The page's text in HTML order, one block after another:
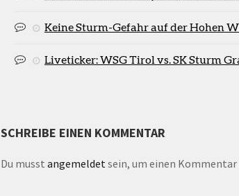
Keine Sturm-Gefahr auf der Hohen
Liveticker: WSG Tirol vs. SK Sturm
SCHREIBE EINEN KOMMENTAR
Du musst angemeldet sein, um einen Kommentar